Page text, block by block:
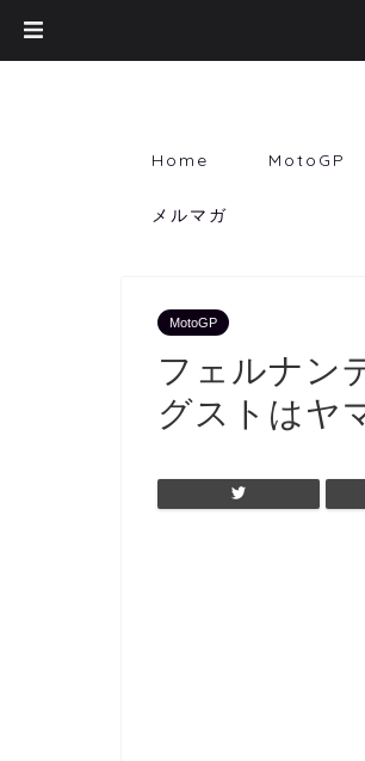
Home MotoGP
メルマガ
MotoGP
フェルナン
グストはヤ